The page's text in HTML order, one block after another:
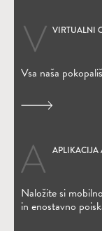
VIRTUALNI
Vsa naša
APLIKACIJA
Naložite si
in enostavno
(Odpre se v